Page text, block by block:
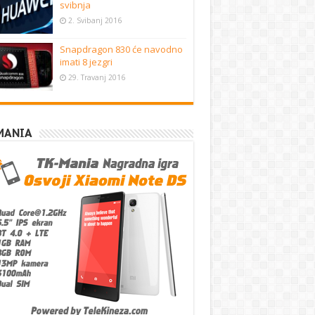
svibnja
2. Svibanj 2016
Snapdragon 830 će navodno
imati 8 jezgri
29. Travanj 2016